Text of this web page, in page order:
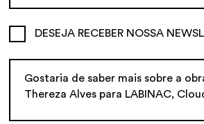
DESEJA RECEBER NOSSA